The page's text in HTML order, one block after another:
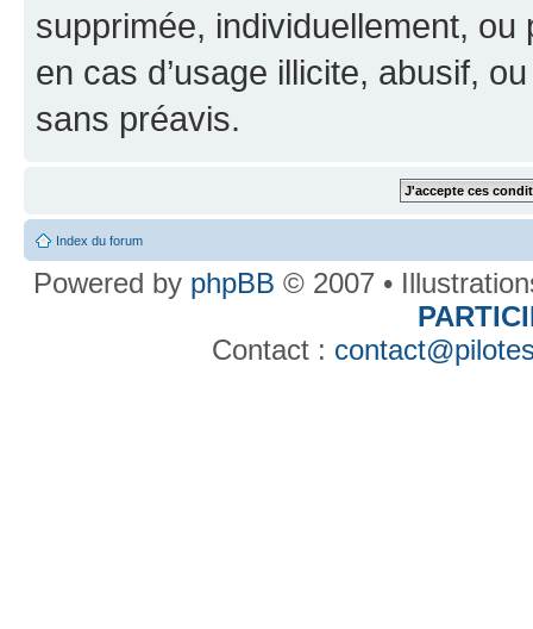
supprimée, individuellement, ou
en cas d’usage illicite, abusif,
sans préavis.
Index du forum
Powered by phpBB © 2007 •
Contact :